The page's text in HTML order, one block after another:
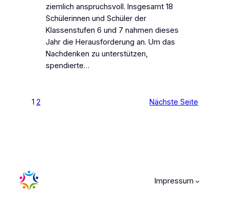
ziemlich anspruchsvoll. Insgesamt 18
Schülerinnen und Schüler der
Klassenstufen 6 und 7 nahmen dieses
Jahr die Herausforderung an. Um das
Nachdenken zu unterstützen,
spendierte…
1 2 Nächste Seite
Impressum